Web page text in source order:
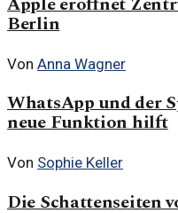
Berlin
Von Anna Wagner
WhatsApp und der
neue Funktion hilft
Von Sophie Keller
Die Schattenseiten